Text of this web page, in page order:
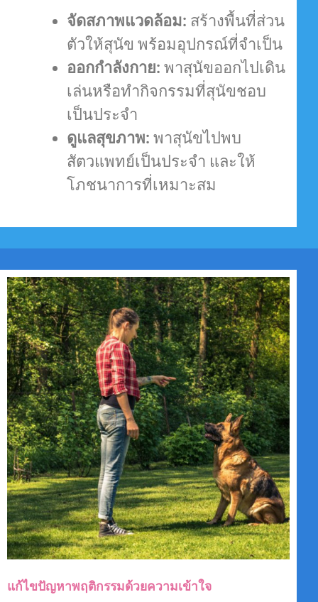
จัดสภาพแวดล้อม: สร้างพื้นที่ส่วน
ตัวให้สุนัข พร้อมอุปกรณ์ที่จำเป็น
ออกกำลังกาย: พาสุนัขออกไปเดิน
เล่นหรือทำกิจกรรมที่สุนัขชอบ
เป็นประจำ
ดูแลสุขภาพ: พาสุนัขไปพบ
สัตวแพทย์เป็นประจำ และให้
โภชนาการที่เหมาะสม
แก้ไขปัญหาพฤติกรรมด้วยความเข้าใจ